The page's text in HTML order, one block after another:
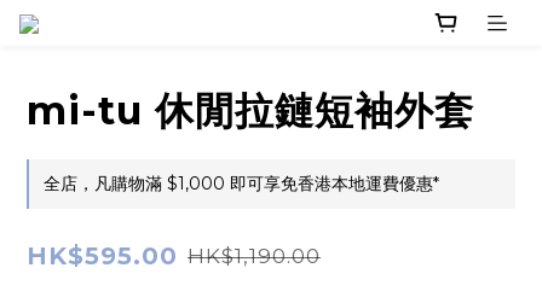
mi-tu 休閒拉鏈短袖外套
全店，凡購物滿 $1,000 即可享免香港本地運費優惠*
HK$595.00 HK$1,190.00